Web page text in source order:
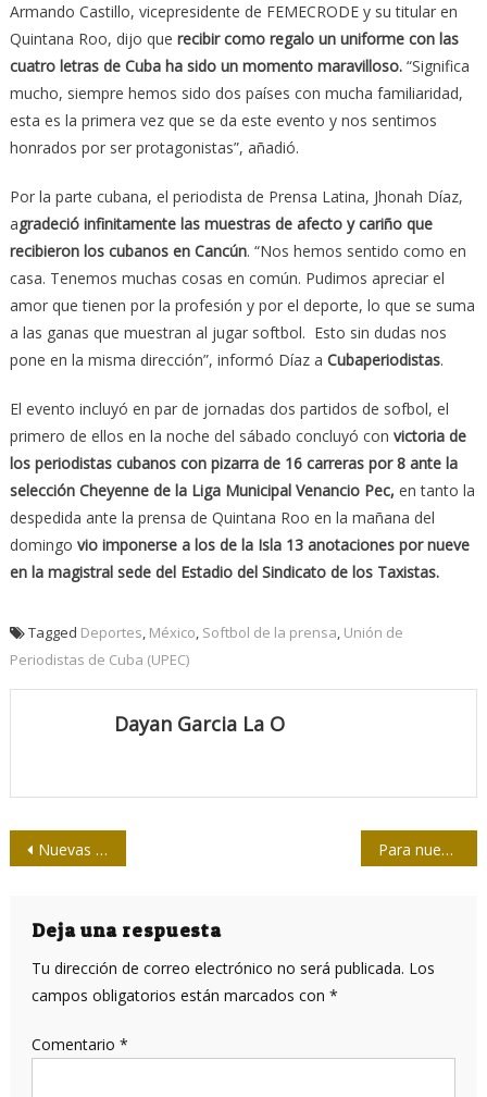
Armando Castillo, vicepresidente de FEMECRODE y su titular en
Quintana Roo, dijo que recibir como regalo un uniforme con las
cuatro letras de Cuba ha sido un momento maravilloso.“Significa
mucho, siempre hemos sido dos países con mucha familiaridad,
esta es la primera vez que se da este evento y nos sentimos
honrados por ser protagonistas”, añadió.
Por la parte cubana, el periodista de Prensa Latina, Jhonah Díaz,
agradeció infinitamente las muestras de afecto y cariño que
recibieron los cubanos en Cancún. “Nos hemos sentido como en
casa. Tenemos muchas cosas en común. Pudimos apreciar el
amor que tienen por la profesión y por el deporte, lo que se suma
a las ganas que muestran al jugar softbol. Esto sin dudas nos
pone en la misma dirección”, informó Díaz a Cubaperiodistas.
El evento incluyó en par de jornadas dos partidos de sofbol, el
primero de ellos en la noche del sábado concluyó con victoria de
los periodistas cubanos con pizarra de 16 carreras por 8 ante la
selección Cheyenne de la Liga Municipal Venancio Pec, en tanto la
despedida ante la prensa de Quintana Roo en la mañana del
domingo vio imponerse a los de la Isla 13 anotaciones por nueve
en la magistral sede del Estadio del Sindicato de los Taxistas.
Tagged Deportes, México, Softbol de la prensa, Unión de
Periodistas de Cuba (UPEC)
Dayan Garcia La O
Navegación
entradas
Nuevas crónicas de Prada: ¿Por qué cayó la URSS y por qué no cayó Cuba? Para nuestros soles sin manchas
Deja una respuesta
Tu dirección de correo electrónico no será publicada. Los
campos obligatorios están marcados con *
Comentario *